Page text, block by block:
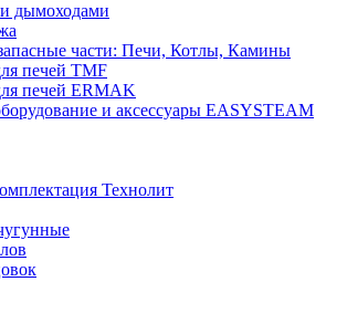
дымоходами
части: Печи, Котлы, Камины
печей TMF
печей ERMAK
и аксессуары EASYSTEAM
Технолит